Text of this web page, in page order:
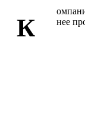
К
нее